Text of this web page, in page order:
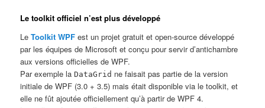
Le toolkit officiel n’est plus développé
LeToolkit WPF est un projet gratuit et open-source développé
par les équipes de Microsoft et conçu pour servir d’antichambre
aux versions officielles de WPF.
Par exemple laDataGrid ne faisait pas partie de la version
initiale de WPF (3.0 + 3.5) mais était disponible via le toolkit, et
elle ne fût ajoutée officiellement qu’à partir de WPF 4.